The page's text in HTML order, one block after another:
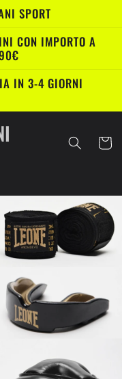
SPORT
CON IMPORTO A
IN 3-4 GIORNI
Carrello